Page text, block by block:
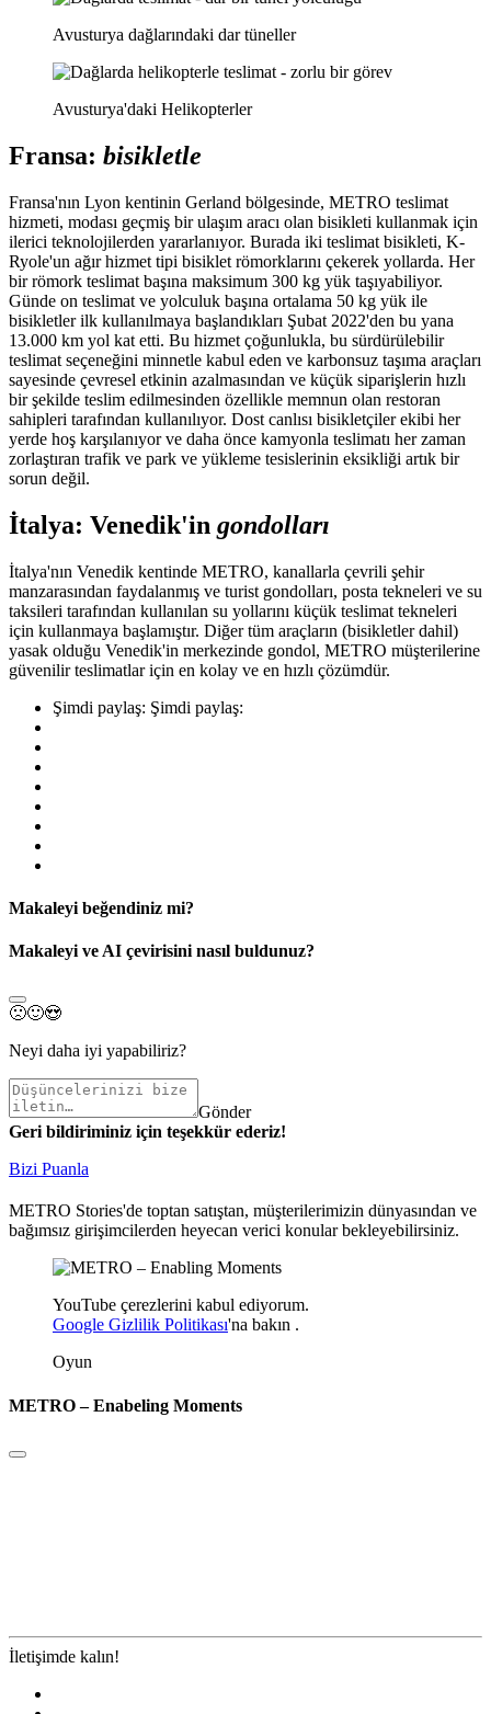
Avusturya dağlarındaki dar tüneller
Avusturya'daki Helikopterler
Fransa: bisikletle
Fransa'nın Lyon kentinin Gerland bölgesinde, METRO teslimat
hizmeti, modası geçmiş bir ulaşım aracı olan bisikleti kullanmak için
ilerici teknolojilerden yararlanıyor. Burada iki teslimat bisikleti, K-
Ryole'un ağır hizmet tipi bisiklet römorklarını çekerek yollarda. Her
bir römork teslimat başına maksimum 300 kg yük taşıyabiliyor.
Günde on teslimat ve yolculuk başına ortalama 50 kg yük ile
bisikletler ilk kullanılmaya başlandıkları Şubat 2022'den bu yana
13.000 km yol kat etti. Bu hizmet çoğunlukla, bu sürdürülebilir
teslimat seçeneğini minnetle kabul eden ve karbonsuz taşıma araçları
sayesinde çevresel etkinin azalmasından ve küçük siparişlerin hızlı
bir şekilde teslim edilmesinden özellikle memnun olan restoran
sahipleri tarafından kullanılıyor. Dost canlısı bisikletçiler ekibi her
yerde hoş karşılanıyor ve daha önce kamyonla teslimatı her zaman
zorlaştıran trafik ve park ve yükleme tesislerinin eksikliği artık bir
sorun değil.
İtalya: Venedik'in gondolları
İtalya'nın Venedik kentinde METRO, kanallarla çevrili şehir
manzarasından faydalanmış ve turist gondolları, posta tekneleri ve su
taksileri tarafından kullanılan su yollarını küçük teslimat tekneleri
için kullanmaya başlamıştır. Diğer tüm araçların (bisikletler dahil)
yasak olduğu Venedik'in merkezinde gondol, METRO müşterilerine
güvenilir teslimatlar için en kolay ve en hızlı çözümdür.
Şimdi paylaş: Şimdi paylaş:
Makaleyi beğendiniz mi?
Makaleyi ve AI çevirisini nasıl buldunuz?
🙁🙂😍
Neyi daha iyi yapabiliriz?
Gönder
Geri bildiriminiz için teşekkür ederiz!
Bizi Puanla
METRO Stories'de toptan satıştan, müşterilerimizin dünyasından ve
bağımsız girişimcilerden heyecan verici konular bekleyebilirsiniz.
YouTube çerezlerini kabul ediyorum.
Google Gizlilik Politikası'na bakın .
Oyun
METRO – Enabeling Moments
İletişimde kalın!